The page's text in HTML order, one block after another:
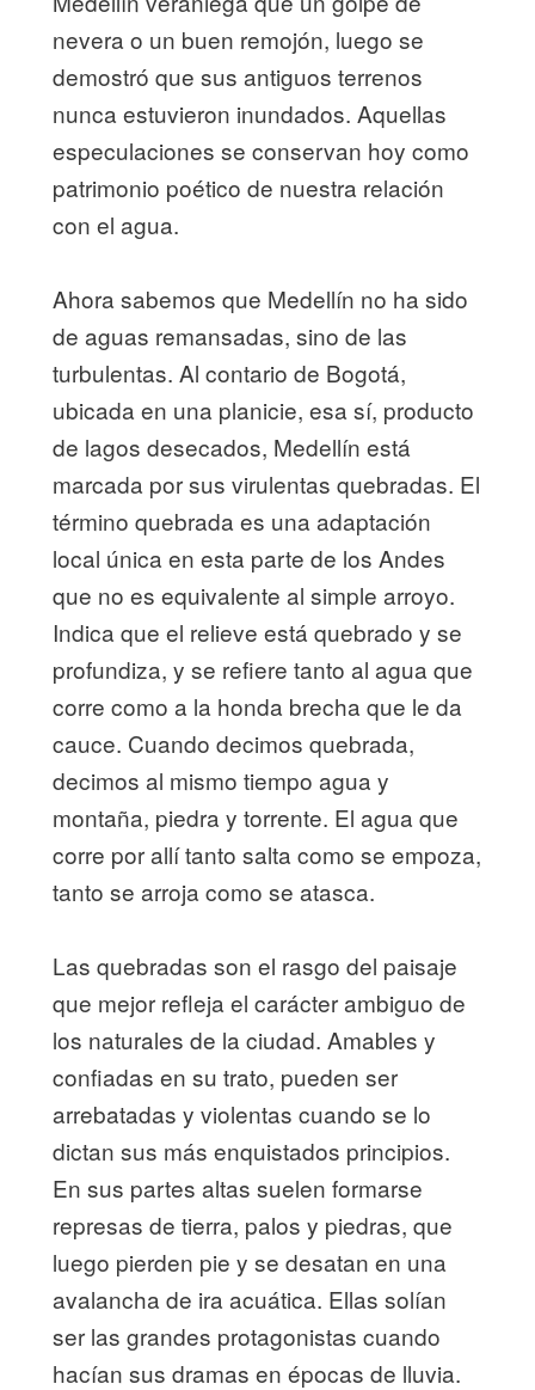
nevera o un buen remojón, luego se
demostró que sus antiguos terrenos
nunca estuvieron inundados. Aquellas
especulaciones se conservan hoy como
patrimonio poético de nuestra relación
con el agua.
Ahora sabemos que Medellín no ha sido
de aguas remansadas, sino de las
turbulentas. Al contario de Bogotá,
ubicada en una planicie, esa sí, producto
de lagos desecados, Medellín está
marcada por sus virulentas quebradas. El
término quebrada es una adaptación
local única en esta parte de los Andes
que no es equivalente al simple arroyo.
Indica que el relieve está quebrado y se
profundiza, y se refiere tanto al agua que
corre como a la honda brecha que le da
cauce. Cuando decimos quebrada,
decimos al mismo tiempo agua y
montaña, piedra y torrente. El agua que
corre por allí tanto salta como se empoza,
tanto se arroja como se atasca.
Las quebradas son el rasgo del paisaje
que mejor refleja el carácter ambiguo de
los naturales de la ciudad. Amables y
confiadas en su trato, pueden ser
arrebatadas y violentas cuando se lo
dictan sus más enquistados principios.
En sus partes altas suelen formarse
represas de tierra, palos y piedras, que
luego pierden pie y se desatan en una
avalancha de ira acuática. Ellas solían
ser las grandes protagonistas cuando
hacían sus dramas en épocas de lluvia.